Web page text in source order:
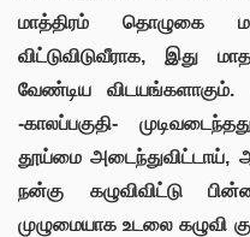
மாத்திரம் தொழுகை
விட்டுவிடுவீராக, இது
வேண்டிய
-காலப்பகுதி-
தூய்மை அடைந்துவிட்டாய்,
நன்கு கழுவிவிட்டு
முழுமையாக உடலை கழுவி